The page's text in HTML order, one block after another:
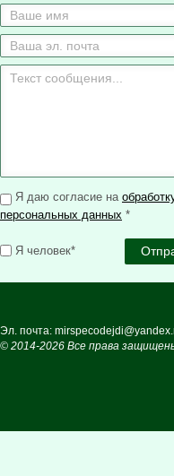
Я даю согласие на
персональных данных *
Я человек*
Эл. почта:
© 2014-2026 Все права